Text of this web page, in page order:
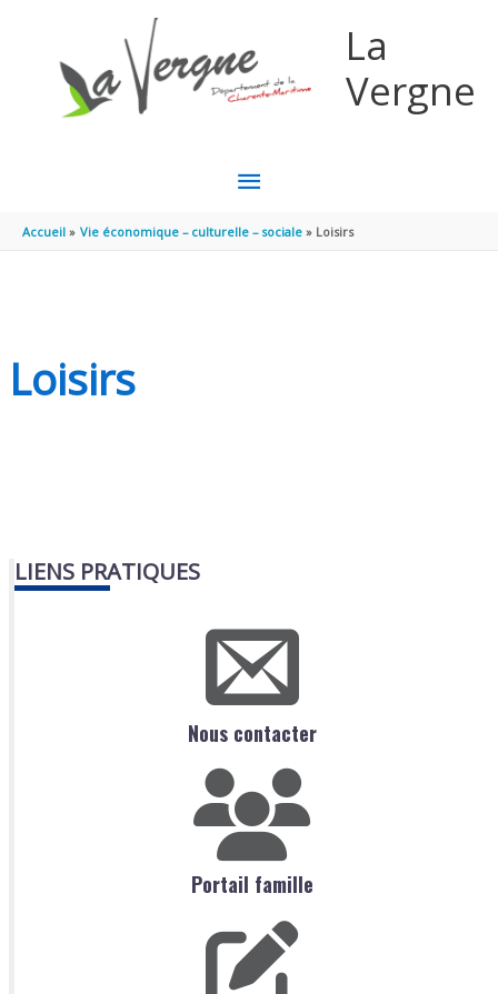
La
Vergne
MENU
PRINCIPAL
Accueil Vie économique – culturelle – sociale Loisirs
Loisirs
LIENS PRATIQUES
Nous contacter
Portail famille